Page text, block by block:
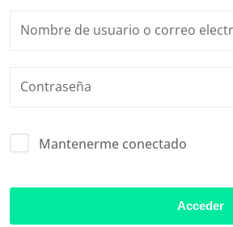
Mantenerme conectado
Acceder
Remember me